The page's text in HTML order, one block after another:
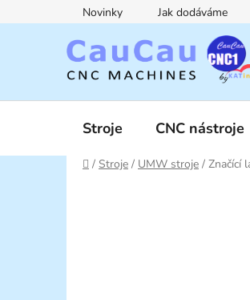
na
Novinky Jak dodáváme
Stroje CNC nástroje
Domů
/ Stroje / UMW stroje / Značící